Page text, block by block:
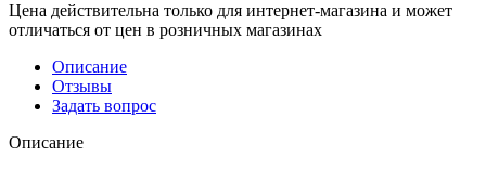
Цена действительна только для интернет-магазина и может
отличаться от цен в розничных магазинах
Описание
Отзывы
Задать вопрос
Описание